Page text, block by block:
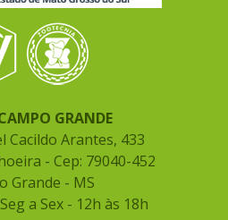
GRANDE
Cacildo Arantes, 433
- Cep: 79040-452
Grande - MS
a Sex - 12h às 18h